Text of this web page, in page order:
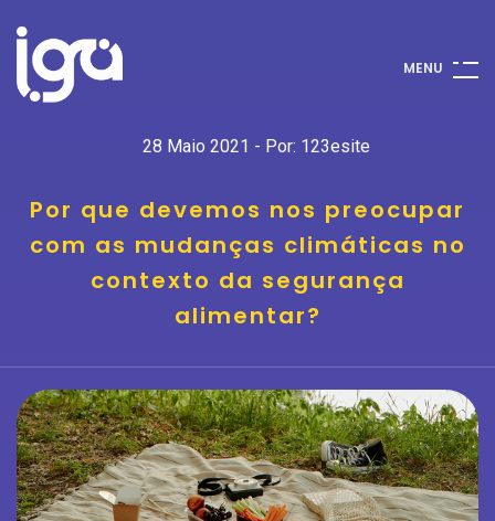
MENU
28 Maio 2021 - Por: 123esite
Por que devemos nos preocupar
com as mudanças climáticas no
contexto da segurança
alimentar?